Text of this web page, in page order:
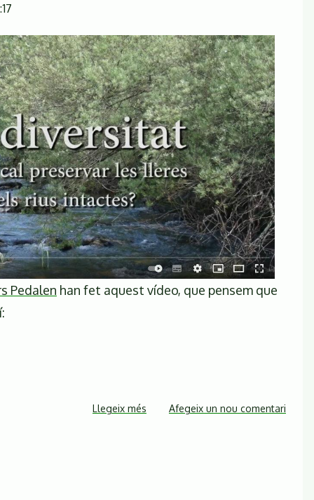
Pedalen han fet aquest vídeo, que pensem que
Llegeix més sobreAfegeix un nou comentari